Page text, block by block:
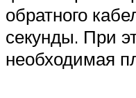
обратного
секунды. При
необходимая